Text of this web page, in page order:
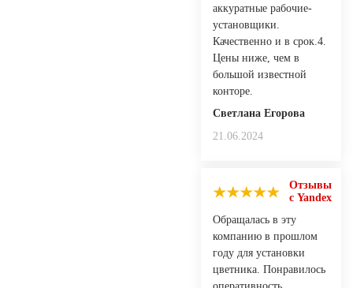
аккуратные рабочие-
установщики.
Качественно и в срок.4.
Цены ниже, чем в
большой известной
конторе.
Светлана Егорова
21.06.2024
Отзывы
с Yandex
Обращалась в эту
компанию в прошлом
году для установки
цветника. Понравилось